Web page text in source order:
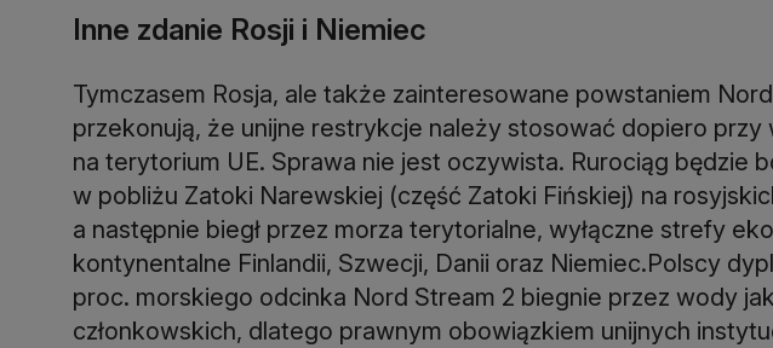
Inne zdanie Rosji i Niemiec
Tymczasem Rosja, ale także zainteresowane powstaniem
przekonują, że unijne restrykcje należy stosować dopiero przy
na terytorium UE. Sprawa nie jest oczywista. Rurociąg będzie
w pobliżu Zatoki Narewskiej (część Zatoki Fińskiej) na
a następnie biegł przez morza terytorialne, wyłączne strefy
kontynentalne Finlandii, Szwecji, Danii oraz Niemiec.Polscy
proc. morskiego odcinka Nord Stream 2 biegnie przez wody
członkowskich, dlatego prawnym obowiązkiem unijnych